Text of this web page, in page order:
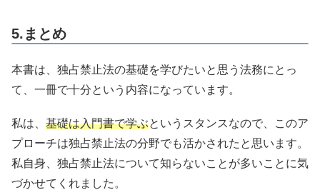
5.まとめ
本書は、独占禁止法の基礎を学びたいと思う法務にとっ
て、一冊で十分という内容になっています。
私は、 基礎は入門書で学ぶというスタンスなので、このア
プローチは独占禁止法の分野でも活かされたと思います。
私自身、独占禁止法について知らないことが多いことに気
づかせてくれました。